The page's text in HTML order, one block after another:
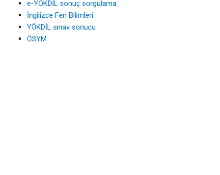
e-YÖKDİL sonuç sorgulama
İngilizce Fen Bilimleri
YÖKDİL sınav sonucu
ÖSYM